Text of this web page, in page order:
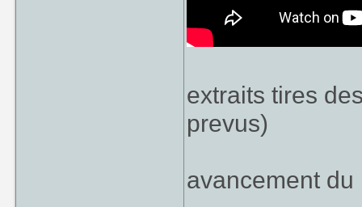
extraits tires
prevus)
avancement du